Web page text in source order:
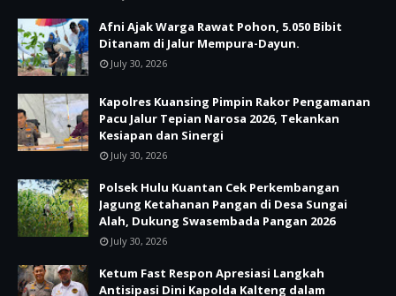
Afni Ajak Warga Rawat Pohon, 5.050 Bibit
Ditanam di Jalur Mempura-Dayun.
July 30, 2026
Kapolres Kuansing Pimpin Rakor Pengamanan
Pacu Jalur Tepian Narosa 2026, Tekankan
Kesiapan dan Sinergi
July 30, 2026
Polsek Hulu Kuantan Cek Perkembangan
Jagung Ketahanan Pangan di Desa Sungai
Alah, Dukung Swasembada Pangan 2026
July 30, 2026
Ketum Fast Respon Apresiasi Langkah
Antisipasi Dini Kapolda Kalteng dalam